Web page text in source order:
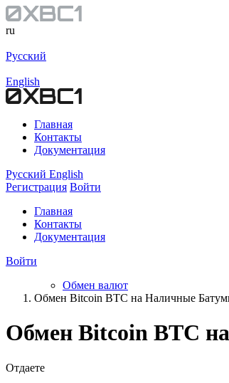
ru
Русский
English
Главная
Контакты
Документация
Русский English
Регистрация Войти
Главная
Контакты
Документация
Войти
Обмен валют
Обмен Bitcoin BTC на Наличные
Обмен Bitcoin BTC
Отдаете